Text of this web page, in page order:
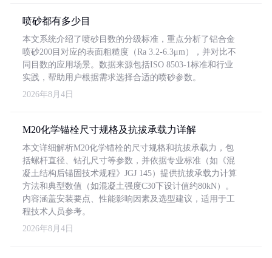
喷砂都有多少目
本文系统介绍了喷砂目数的分级标准，重点分析了铝合金
喷砂200目对应的表面粗糙度（Ra 3.2-6.3μm），并对比不
同目数的应用场景。数据来源包括ISO 8503-1标准和行业
实践，帮助用户根据需求选择合适的喷砂参数。
2026年8月4日
M20化学锚栓尺寸规格及抗拔承载力详解
本文详细解析M20化学锚栓的尺寸规格和抗拔承载力，包
括螺杆直径、钻孔尺寸等参数，并依据专业标准（如《混
凝土结构后锚固技术规程》JGJ 145）提供抗拔承载力计算
方法和典型数值（如混凝土强度C30下设计值约80kN）。
内容涵盖安装要点、性能影响因素及选型建议，适用于工
程技术人员参考。
2026年8月4日